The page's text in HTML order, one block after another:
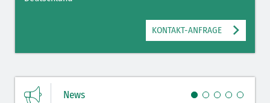
KONTAKT-ANFRAGE
News